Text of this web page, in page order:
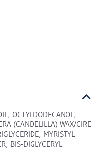
OCTYLDODECANOL,
(CANDELILLA) WAX/CIRE
MYRISTYL
BIS-DIGLYCERYL